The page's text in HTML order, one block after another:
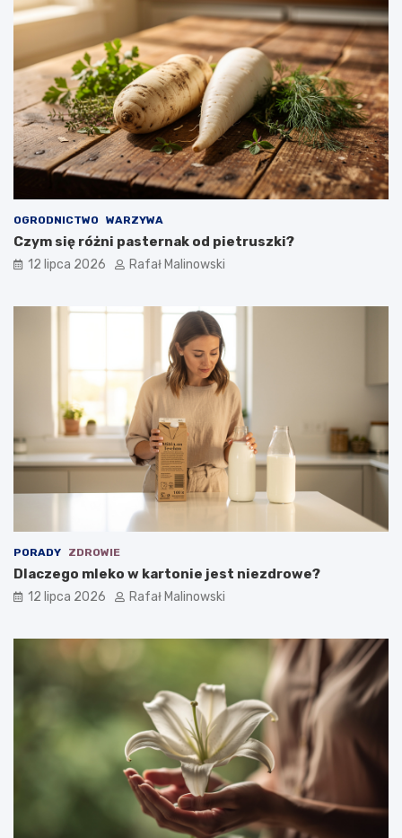
OGRODNICTWO WARZYWA
Czym się różni pasternak od pietruszki?
12 lipca 2026 Rafał Malinowski
PORADY ZDROWIE
Dlaczego mleko w kartonie jest niezdrowe?
12 lipca 2026 Rafał Malinowski